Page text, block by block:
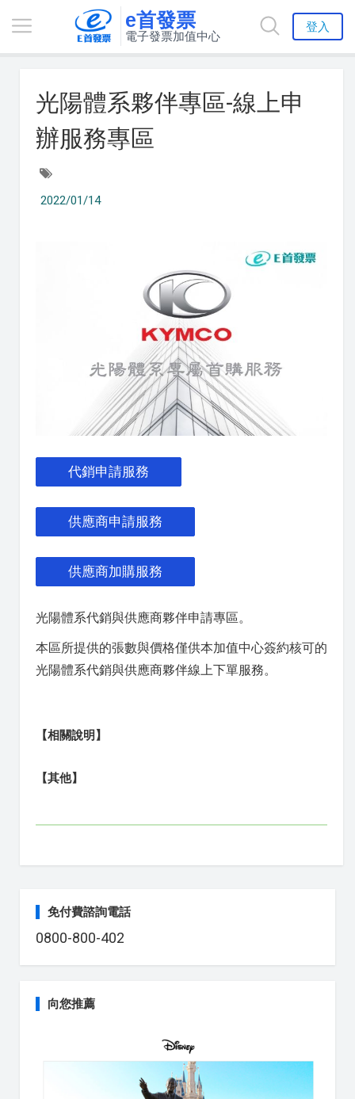
e首發票
電子發票加值中心
登入
光陽體系夥伴專區-線上申
辦服務專區
2022/01/14
代銷申請服務
供應商申請服務
供應商加購服務
光陽體系代銷與供應商夥伴申請專區。
本區所提供的張數與價格僅供本加值中心簽約核可的
光陽體系代銷與供應商夥伴線上下單服務。
【相關說明】
【其他】
免付費諮詢電話
0800-800-402
向您推薦